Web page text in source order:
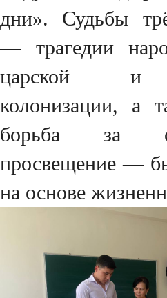
дни». Судьбы
— трагедии
царской и
колонизации, а
борьба за
просвещение —
на основе